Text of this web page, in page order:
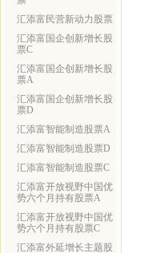
汇添富民营新动力股票
汇添富国企创新增长股
票C
汇添富国企创新增长股
票A
汇添富国企创新增长股
票D
汇添富智能制造股票A
汇添富智能制造股票D
汇添富智能制造股票C
汇添富开放视野中国优
势六个月持有股票A
汇添富开放视野中国优
势六个月持有股票C
汇添富外延增长主题股